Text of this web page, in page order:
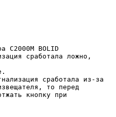
С2000М BOLID
сработала ложно,
сработала из-за
то перед
кнопку при